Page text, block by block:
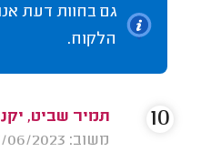
גם בחוות דעת
הלקוח.
תמיר שביט,
משוב: 07/06/2023
10